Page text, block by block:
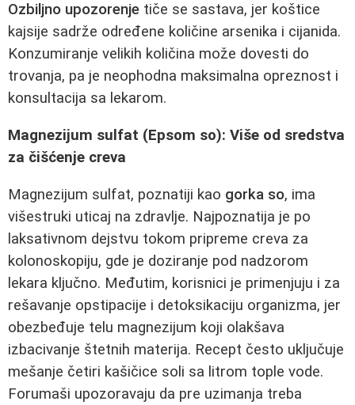
Ozbiljno upozorenje tiče se sastava, jer koštice
kajsije sadrže određene količine arsenika i cijanida.
Konzumiranje velikih količina može dovesti do
trovanja, pa je neophodna maksimalna opreznost i
konsultacija sa lekarom.
Magnezijum sulfat (Epsom so): Više od sredstva
za čišćenje creva
Magnezijum sulfat, poznatiji kao gorka so, ima
višestruki uticaj na zdravlje. Najpoznatija je po
laksativnom dejstvu tokom pripreme creva za
kolonoskopiju, gde je doziranje pod nadzorom
lekara ključno. Međutim, korisnici je primenjuju i za
rešavanje opstipacije i detoksikaciju organizma, jer
obezbeđuje telu magnezijum koji olakšava
izbacivanje štetnih materija. Recept često uključuje
mešanje četiri kašičice soli sa litrom tople vode.
Forumaši upozoravaju da pre uzimanja treba